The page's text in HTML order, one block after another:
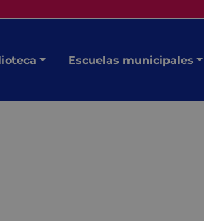
Escuelas municipales